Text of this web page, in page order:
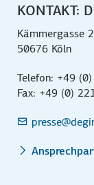
KONTAKT:
Kämmergasse
50676 Köln
Telefon: +49
Fax: +49 (0)